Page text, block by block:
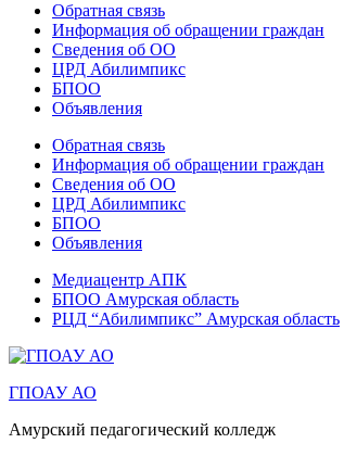
Обратная связь
Информация об обращении граждан
Сведения об ОО
ЦРД Абилимпикс
БПОО
Объявления
Обратная связь
Информация об обращении граждан
Сведения об ОО
ЦРД Абилимпикс
БПОО
Объявления
Медиацентр АПК
БПОО Амурская область
РЦД “Абилимпикс” Амурская область
ГПОАУ АО
Амурский педагогический колледж